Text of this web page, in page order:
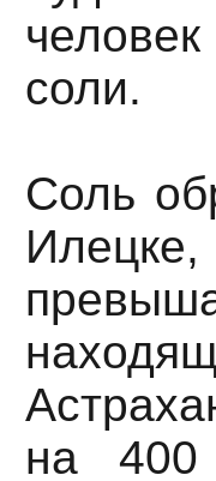
соли.
Соль
на 400